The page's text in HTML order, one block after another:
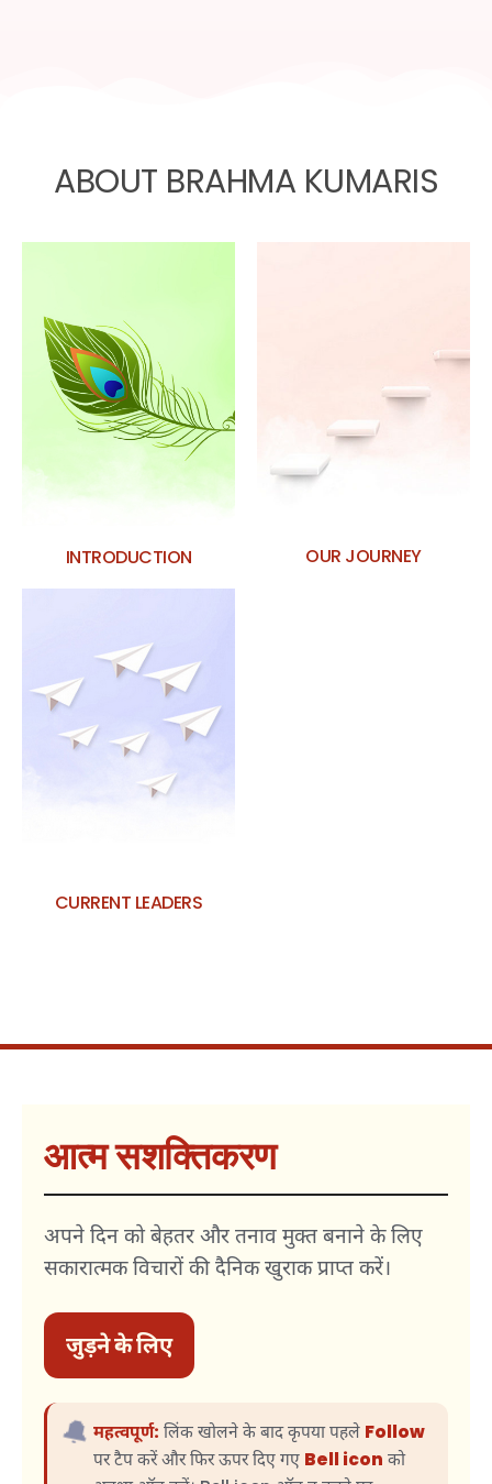
ABOUT BRAHMA KUMARIS
INTRODUCTION OUR JOURNEY
CURRENT LEADERS
आत्म सशक्तिकरण
अपने दिन को बेहतर और तनाव मुक्त बनाने के लिए
सकारात्मक विचारों की दैनिक खुराक प्राप्त करें।
जुड़ने के लिए
🔔महत्वपूर्ण: लिंक खोलने के बाद कृपया पहले Follow
पर टैप करें और फिर ऊपर दिए गए Bell icon को